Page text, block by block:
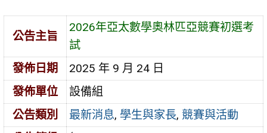
公告主旨
2026年亞太數學奧林匹亞競賽初選考
試
發佈日期
2025 年 9 月 24 日
發佈單位
設備組
公告類別
最新消息, 學生與家長, 競賽與活動